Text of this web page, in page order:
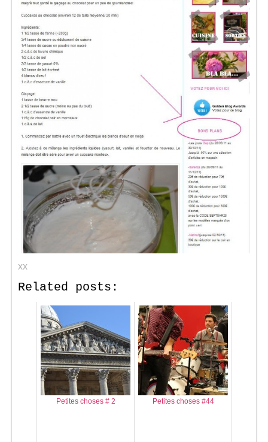
xx
Related posts:
Petites choses # 2 Petites choses #44